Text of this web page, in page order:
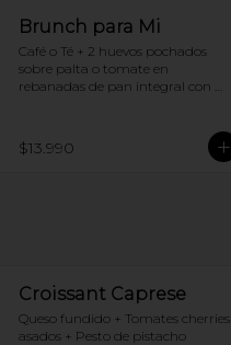
Brunch para Mi
Café o Té + 2 huevos pochados
sobre palta o tomate en
rebanadas de pan integral con
$13.990
Croissant Caprese
Queso fundido + Tomates cherries
asados + Pesto de pistacho